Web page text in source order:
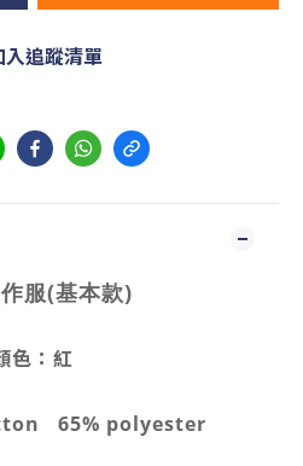
入追蹤清單
服(基本款)
色：紅
65% polyester